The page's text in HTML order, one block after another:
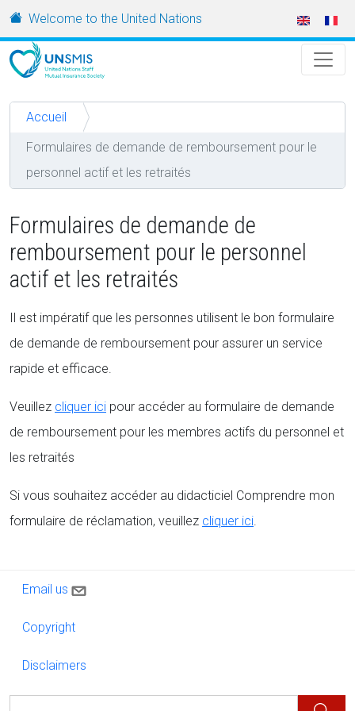
Aller au contenu principal
URLWelcome to the United Nations
Accueil
Formulaires de demande de remboursement pour le
personnel actif et les retraités
Formulaires de demande de
remboursement pour le personnel
actif et les retraités
Il est impératif que les personnes utilisent le bon formulaire
de demande de remboursement pour assurer un service
rapide et efficace.
Veuillez cliquer ici pour accéder au formulaire de demande
de remboursement pour les membres actifs du personnel et
les retraités
Si vous souhaitez accéder au didacticiel Comprendre mon
formulaire de réclamation, veuillez cliquer ici.
Contact us
Email us
Copyright
Copyright
Disclaimers
Disclaimers